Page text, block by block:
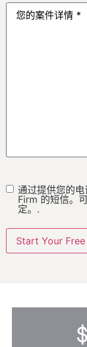
您
短 通过提供您的
Firm 的短信。
定。.